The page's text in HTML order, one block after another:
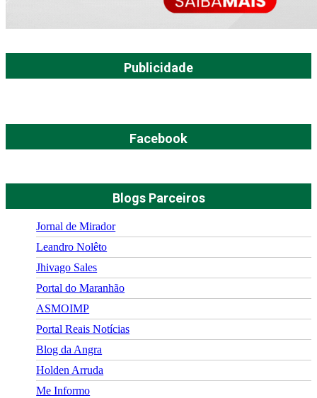
Publicidade
Facebook
Blogs Parceiros
Jornal de Mirador
Leandro Nolêto
Jhivago Sales
Portal do Maranhão
ASMOIMP
Portal Reais Notí­cias
Blog da Angra
Holden Arruda
Me Informo